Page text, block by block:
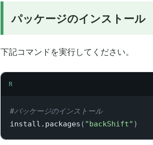
パッケージのインストール
下記コマンドを実行してください。
R
#パッケージのインストール
install.packages ( "backShift" )